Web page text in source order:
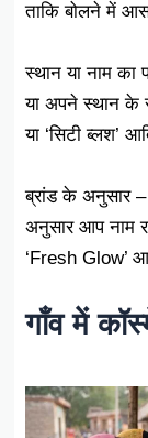
ताकि बोलने में
स्थान या नाम
या अपने स्थान के
या ‘सिटी ब्लश’
ब्रांड के अनुसार
अनुसार आप नाम
‘Fresh
गाँव में